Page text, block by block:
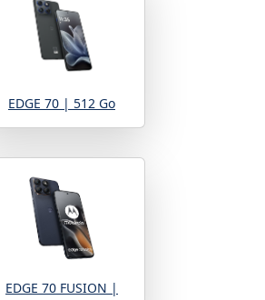
EDGE 70 | 512 Go
EDGE 70 FUSION |